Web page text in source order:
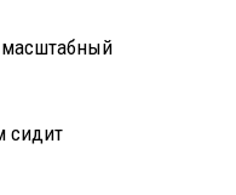
масштабный
сидит